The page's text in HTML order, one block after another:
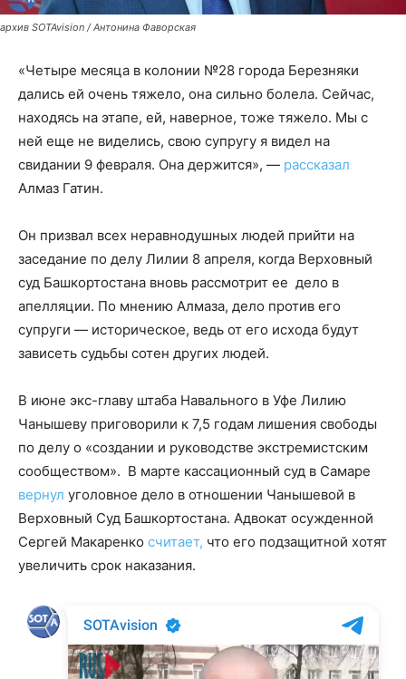
архив SOTAvision / Антонина Фаворская
«Четыре месяца в колонии №28 города Березняки
дались ей очень тяжело, она сильно болела. Сейчас,
находясь на этапе, ей, наверное, тоже тяжело. Мы с
ней еще не виделись, свою супругу я видел на
свидании 9 февраля. Она держится», — рассказал
Алмаз Гатин.
Он призвал всех неравнодушных людей прийти на
заседание по делу Лилии 8 апреля, когда Верховный
суд Башкортостана вновь рассмотрит ее дело в
апелляции. По мнению Алмаза, дело против его
супруги — историческое, ведь от его исхода будут
зависеть судьбы сотен других людей.
В июне экс-главу штаба Навального в Уфе Лилию
Чанышеву приговорили к 7,5 годам лишения свободы
по делу о «создании и руководстве экстремистским
сообществом». В марте кассационный суд в Самаре
вернул уголовное дело в отношении Чанышевой в
Верховный Суд Башкортостана. Адвокат осужденной
Сергей Макаренко считает, что его подзащитной хотят
увеличить срок наказания.